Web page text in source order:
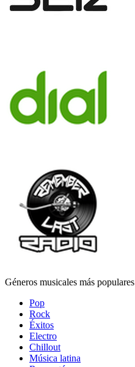
Géneros musicales más populares
Pop
Rock
Éxitos
Electro
Chillout
Música latina